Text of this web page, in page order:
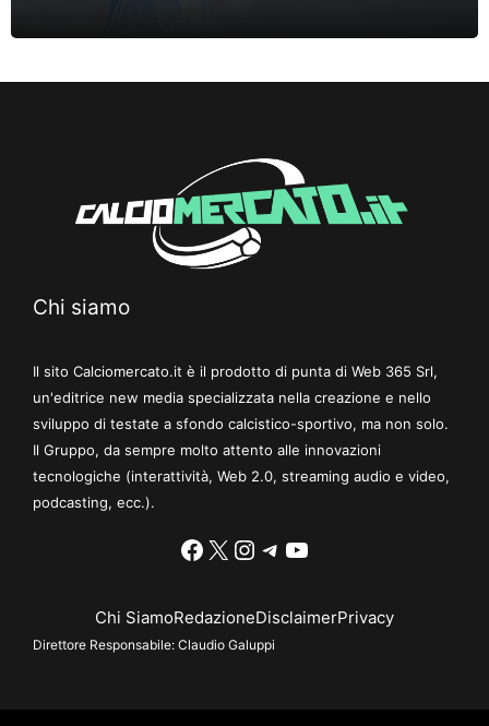
Chi siamo
Il sito Calciomercato.it è il prodotto di punta di Web 365 Srl,
un'editrice new media specializzata nella creazione e nello
sviluppo di testate a sfondo calcistico-sportivo, ma non solo.
Il Gruppo, da sempre molto attento alle innovazioni
tecnologiche (interattività, Web 2.0, streaming audio e video,
podcasting, ecc.).
Facebook
X Instagram
Telegram
YouTube
Chi SiamoRedazioneDisclaimerPrivacy
Direttore Responsabile: Claudio Galuppi